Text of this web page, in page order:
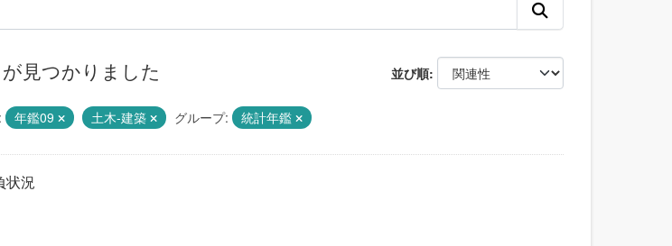
並び順
見つかりました
年鑑09 土木-建築 グループ: 統計年鑑
状況